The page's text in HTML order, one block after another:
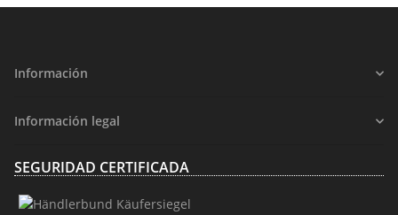
Información
Información legal
SEGURIDAD CERTIFICADA